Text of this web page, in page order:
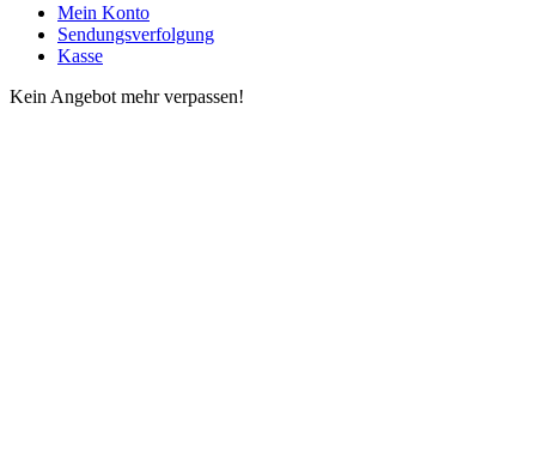
Mein Konto
Sendungsverfolgung
Kasse
Kein Angebot mehr verpassen!